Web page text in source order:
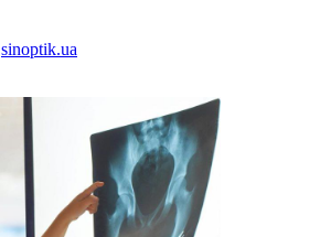
sinoptik.ua